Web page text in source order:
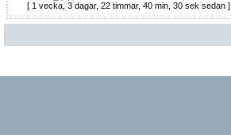
[ 1 vecka, 3 dagar, 22 timmar, 40 min, 30 sek sedan ]